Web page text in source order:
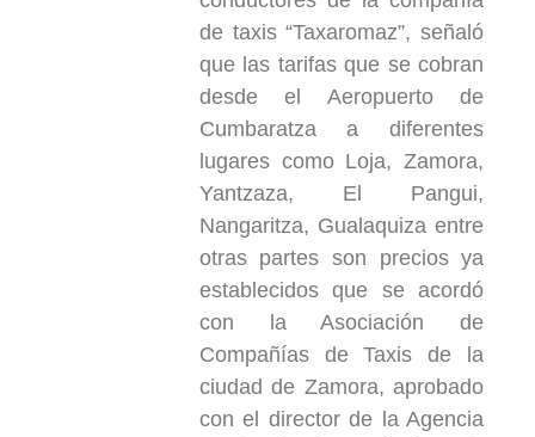
de taxis “Taxaromaz”, señaló
que las tarifas que se cobran
desde el Aeropuerto de
Cumbaratza a diferentes
lugares como Loja, Zamora,
Yantzaza, El Pangui,
Nangaritza, Gualaquiza entre
otras partes son precios ya
establecidos que se acordó
con la Asociación de
Compañías de Taxis de la
ciudad de Zamora, aprobado
con el director de la Agencia